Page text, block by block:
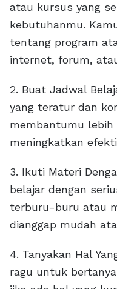
atau kursus yang
kebutuhanmu.
tentang program
internet, forum,
2. Buat Jadwal
yang teratur dan
membantumu
meningkatkan
3. Ikuti Materi
belajar dengan
terburu-buru atau
dianggap mudah
4. Tanyakan Hal
ragu untuk